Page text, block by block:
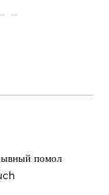
помол